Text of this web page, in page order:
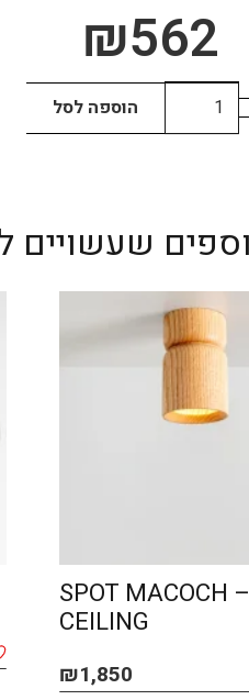
₪562
כמות
של
הוספה לסל
שעשויים
SPOT MACOCH –
CEILING
₪1,850